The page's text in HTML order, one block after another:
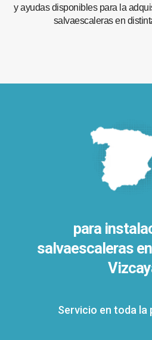
y ayudas disponibles para la
salvaescaleras en
para
salvaescaleras en
Servicio en toda la